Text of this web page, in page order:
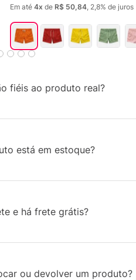
Em até 4 de R$ 50,84, 2,8% de juros
fiéis ao produto real?
está em estoque?
e há frete grátis?
ou devolver um produto?